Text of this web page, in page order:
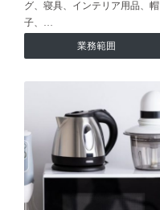
グ、寝具、インテリア用品、帽
子、…
業務範囲